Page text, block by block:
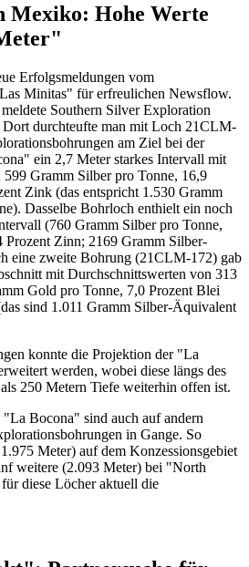
Mexiko: Hohe Werte
Erfolgsmeldungen vom
Minitas" für erfreulichen Newsflow.
Southern Silver Exploration
Dort durchteufte man mit Loch 21CLM-
am Ziel bei der
ein 2,7 Meter starkes Intervall mit
Gramm Silber pro Tonne, 16,9
Zink (das entspricht 1.530 Gramm
Dasselbe Bohrloch enthielt ein noch
(760 Gramm Silber pro Tonne,
Prozent Zinn; 2169 Gramm Silber-
eine zweite Bohrung (21CLM-172) gab
mit Durchschnittswerten von 313
Gold pro Tonne, 7,0 Prozent Blei
sind 1.011 Gramm Silber-Äquivalent
konnte die Projektion der "La
werden, wobei diese längs des
250 Metern Tiefe weiterhin offen ist.
Bocona" sind auch auf andern
in Gange. So
Meter) auf dem Konzessionsgebiet
weitere (2.093 Meter) bei "North
diese Löcher aktuell die